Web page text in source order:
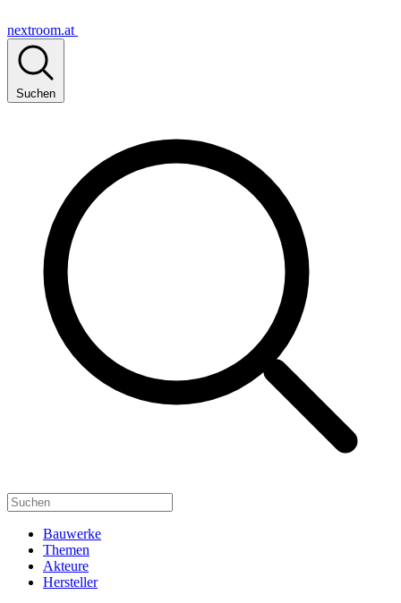
nextroom.at
Suchen
Bauwerke
Themen
Akteure
Hersteller